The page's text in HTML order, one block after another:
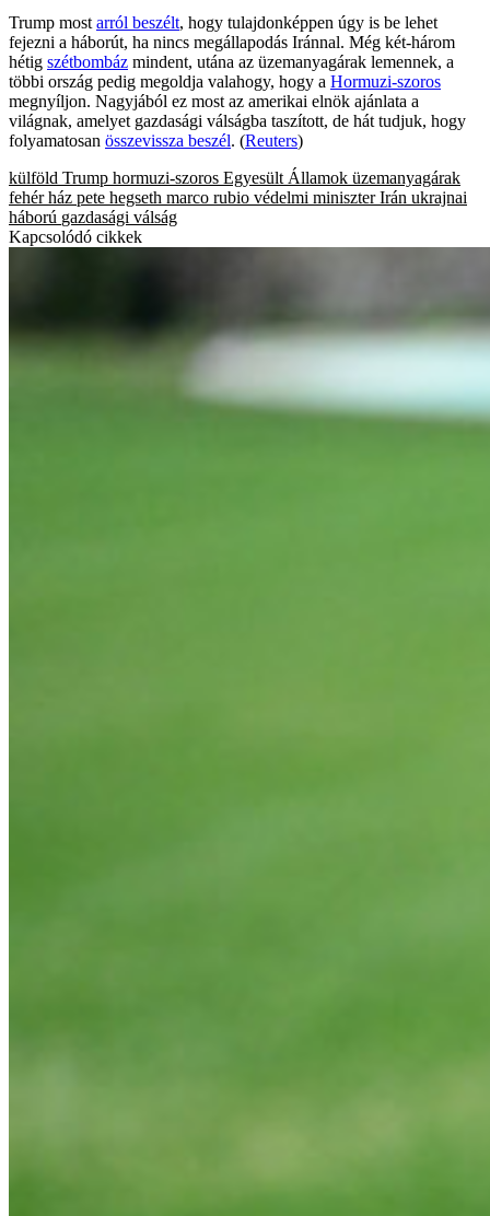
Trump most arról beszélt, hogy tulajdonképpen úgy is be lehet
fejezni a háborút, ha nincs megállapodás Iránnal. Még két-három
hétig szétbombáz mindent, utána az üzemanyagárak lemennek, a
többi ország pedig megoldja valahogy, hogy a Hormuzi-szoros
megnyíljon. Nagyjából ez most az amerikai elnök ajánlata a
világnak, amelyet gazdasági válságba taszított, de hát tudjuk, hogy
folyamatosan összevissza beszél. (Reuters)
külföld Trump hormuzi-szoros Egyesült Államok üzemanyagárak
fehér ház pete hegseth marco rubio védelmi miniszter Irán ukrajnai
háború gazdasági válság
Kapcsolódó cikkek